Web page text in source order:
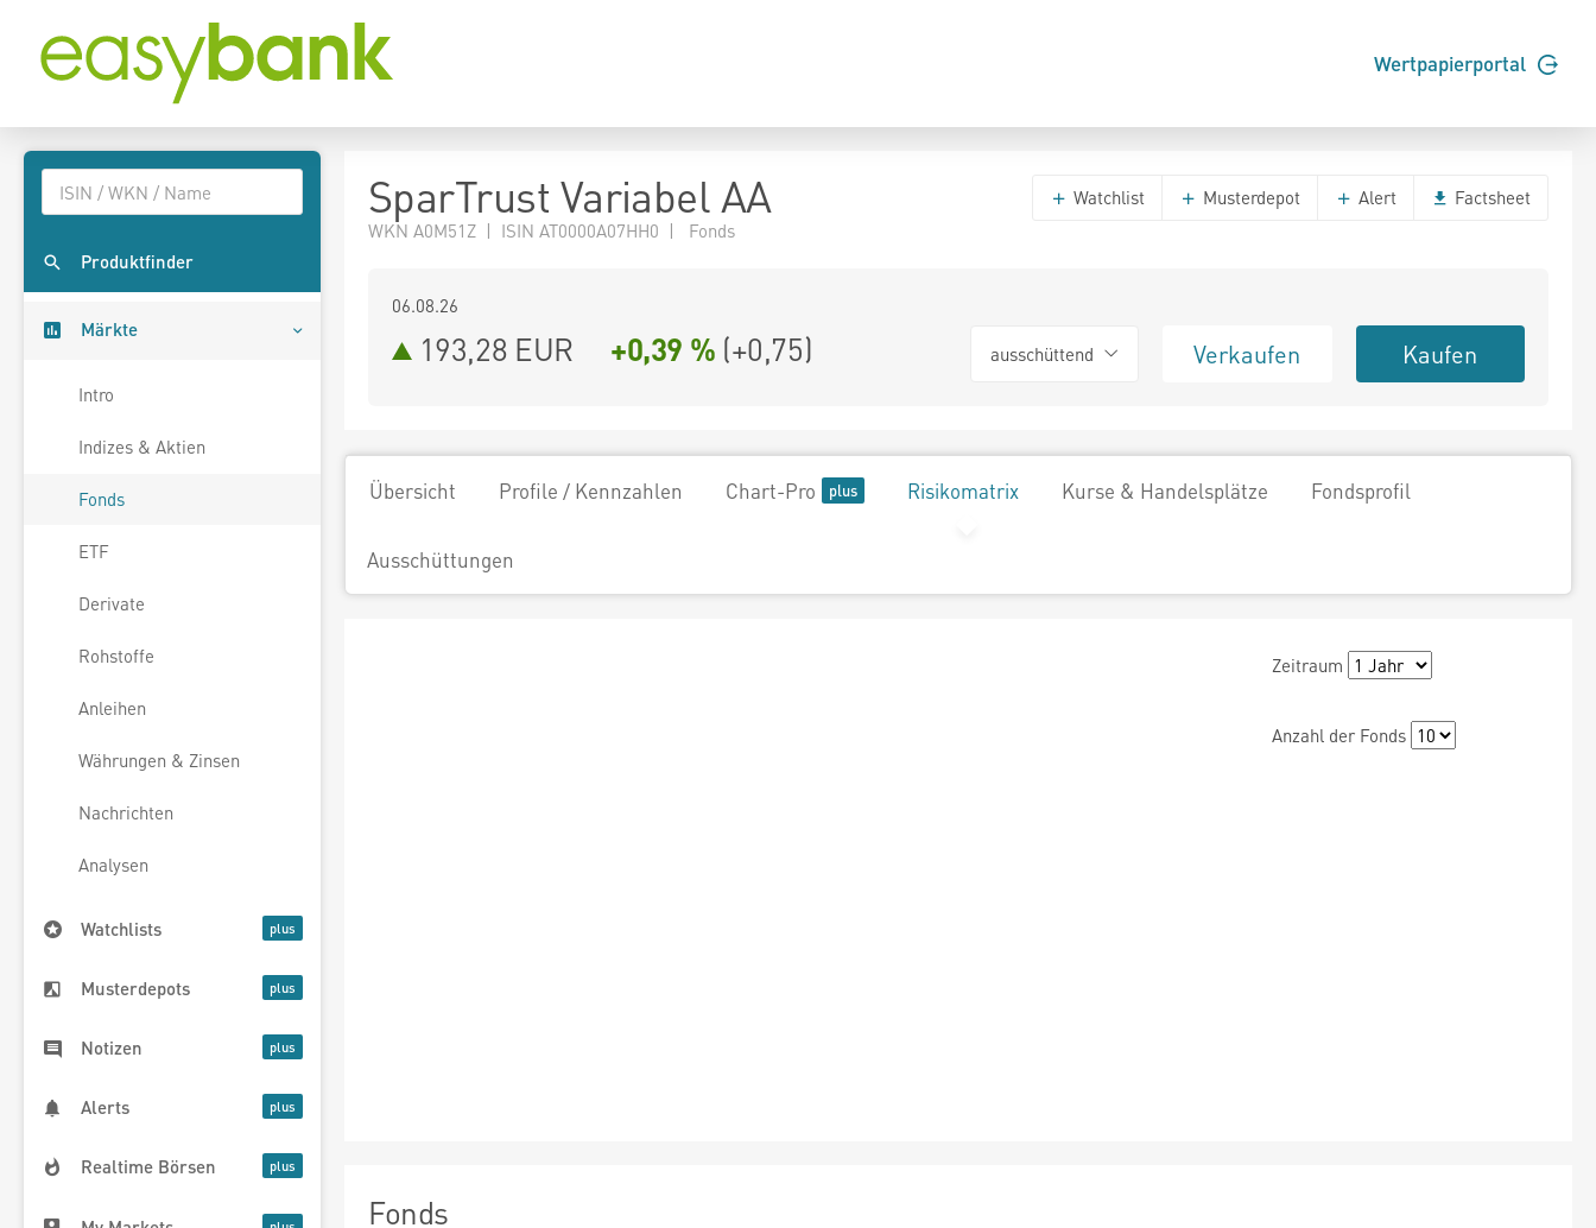
Wertpapierportal
Produktfinder
Märkte
Intro
Indizes & Aktien
Fonds
ETF
Derivate
Rohstoffe
Anleihen
Währungen & Zinsen
Nachrichten
Analysen
Watchlists
Musterdepots
Notizen
Alerts
Realtime Börsen
SparTrust Variabel AA
WKN A0M51Z | ISIN AT0000A07HH0 | Fonds
Watchlist Musterdepot Alert Factsheet
06.08.26
193,28 EUR +0,39 % (+0,75) ausschüttend Verkaufen Kaufen
Übersicht Profile / Kennzahlen Chart-Pro Risikomatrix Kurse & Handelsplätze Fondsprofil
Ausschüttungen
Zeitraum
Anzahl der Fonds
Fonds